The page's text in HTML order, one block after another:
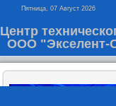
Пятница, 07 Август 2026
Центр
ООО "Экселент-